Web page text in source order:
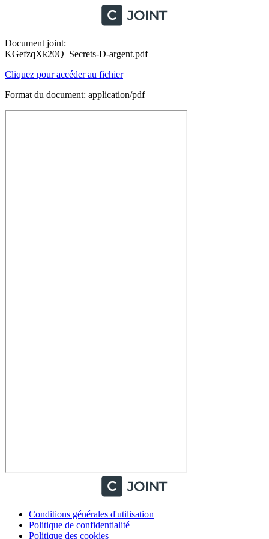
Document joint:
KGefzqXk20Q_Secrets-D-argent.pdf
Cliquez pour accéder au fichier
Format du document: application/pdf
Conditions générales d'utilisation
Politique de confidentialité
Politique des cookies